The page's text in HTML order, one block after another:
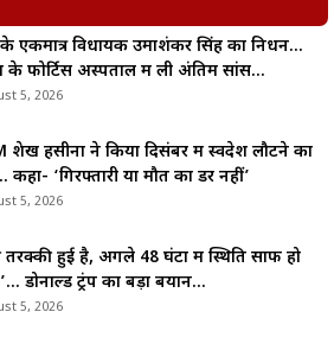
एकमात्र विधायक उमाशंकर सिंह का निधन…
के फोर्टिस अस्पताल में ली अंतिम सांस…
5, 2026
शेख हसीना ने किया दिसंबर में स्वदेश लौटने का
‘गिरफ्तारी या मौत का डर नहीं’
5, 2026
तरक्की हुई है, अगले 48 घंटों में स्थिति साफ हो
डोनाल्ड ट्रंप का बड़ा बयान…
5, 2026